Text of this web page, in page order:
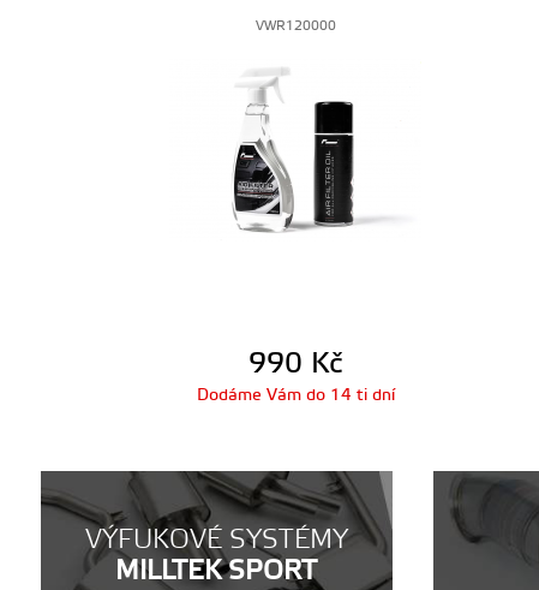
VWR120000
990 Kč
Dodáme Vám do 14 ti dní
VÝFUKOVÉ SYSTÉMY
MILLTEK SPORT